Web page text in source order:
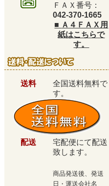
ＦＡＸ番号：
042-370-1665
■ Ａ４ＦＡＸ用
紙はこちらで
す。
送料
全国送料無料で
す。
配送
宅配便にて配送
致します。
商品発送後、発送
日・運送会社名